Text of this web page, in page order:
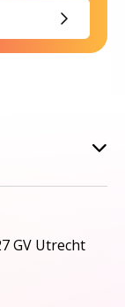
GV Utrecht